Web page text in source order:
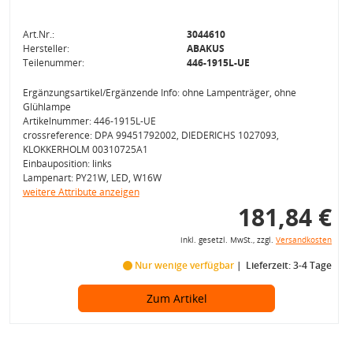
Art.Nr.:
3044610
Hersteller:
ABAKUS
Teilenummer:
446-1915L-UE
Ergänzungsartikel/Ergänzende Info: ohne Lampenträger, ohne
Glühlampe
Artikelnummer: 446-1915L-UE
crossreference: DPA 99451792002, DIEDERICHS 1027093,
KLOKKERHOLM 00310725A1
Einbauposition: links
Lampenart: PY21W, LED, W16W
weitere Attribute anzeigen
181,84 €
inkl. gesetzl. MwSt., zzgl. Versandkosten
Nur wenige verfügbar Lieferzeit: 3-4 Tage
Zum Artikel